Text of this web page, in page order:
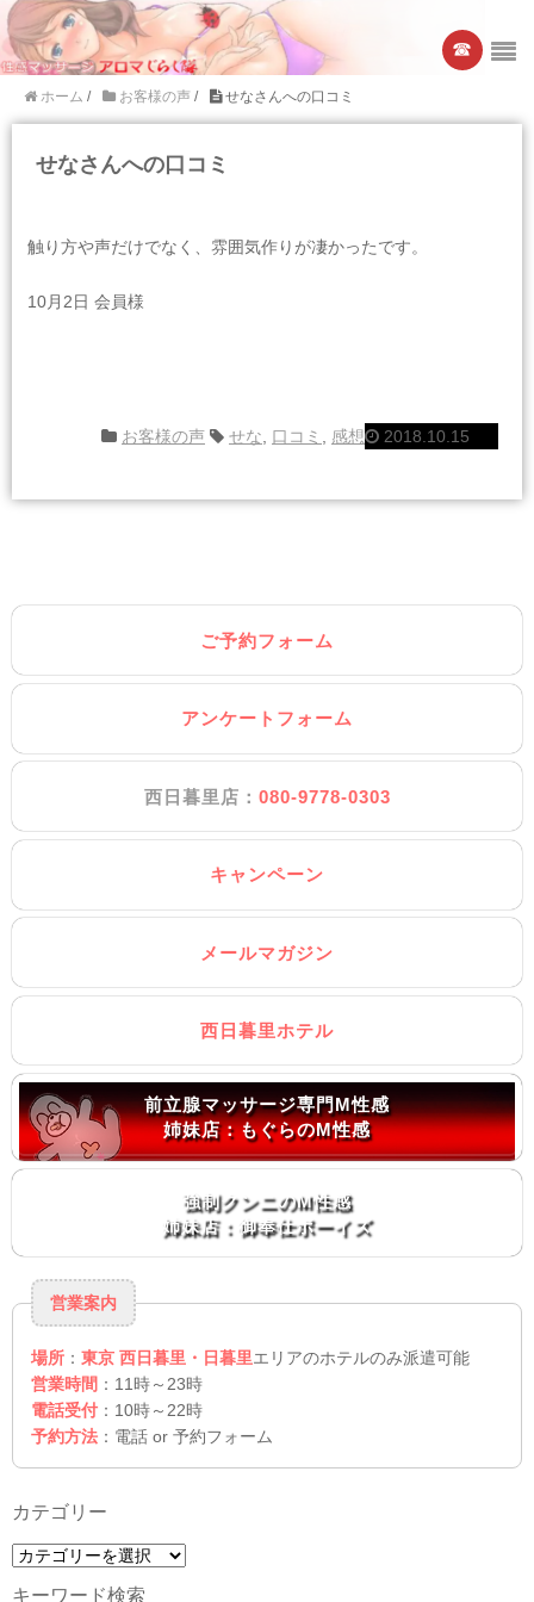
☎︎
ホーム / お客様の声 / せなさんへの口コミ
せなさんへの口コミ
触り方や声だけでなく、雰囲気作りが凄かったです。
10月2日 会員様
2018.10.15
お客様の声 せな 口コミ 感想
ご予約フォーム
アンケートフォーム
西日暮里店： 080-9778-0303
キャンペーン
メールマガジン
西日暮里ホテル
前立腺マッサージ専門M性感
姉妹店：もぐらのM性感
強制クンニのM性感
姉妹店：御奉仕ボーイズ
営業案内
場所 ： 東京 西日暮里・日暮里エリアのホテルのみ派遣可能
営業時間 ：11時～23時
電話受付 ：10時～22時
予約方法 ：電話 or 予約フォーム
カテゴリー
カ
キーワード検索